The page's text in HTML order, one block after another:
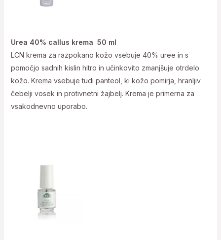
Urea 40% callus krema 50 ml
LCN krema za razpokano kožo vsebuje 40% uree in s
pomočjo sadnih kislin hitro in učinkovito zmanjšuje otrdelo
kožo. Krema vsebuje tudi panteol, ki kožo pomirja, hranljiv
čebelji vosek in protivnetni žajbelj. Krema je primerna za
vsakodnevno uporabo.